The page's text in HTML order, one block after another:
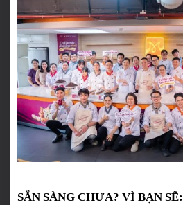
SẴN SÀNG CHƯA? VÌ BẠN SẼ: